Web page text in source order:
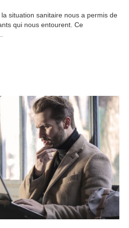
situation sanitaire nous a permis de
qui nous entourent. Ce